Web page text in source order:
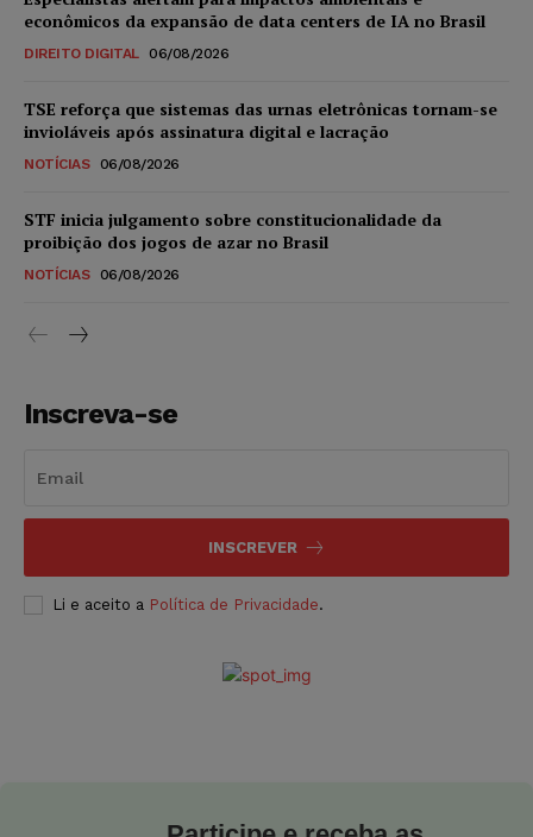
econômicos da expansão de data centers de IA no Brasil
DIREITO DIGITAL 06/08/2026
TSE reforça que sistemas das urnas eletrônicas tornam-se
invioláveis após assinatura digital e lacração
NOTÍCIAS 06/08/2026
STF inicia julgamento sobre constitucionalidade da
proibição dos jogos de azar no Brasil
NOTÍCIAS 06/08/2026
Inscreva-se
INSCREVER
Li e aceito a Política de Privacidade.